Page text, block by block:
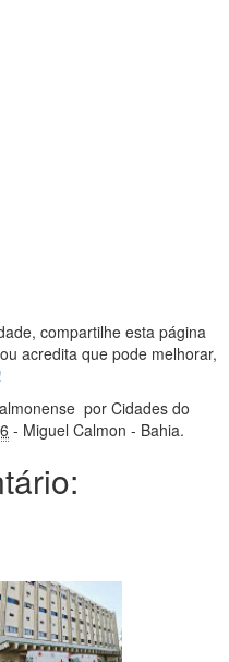
compartilhe esta página
acredita que pode melhorar,
por Cidades do
- Miguel Calmon - Bahia.